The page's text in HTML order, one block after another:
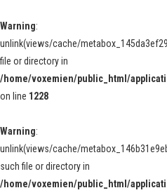
Warning:
unlink(views/cache/
file or directory in
/home/voxemien/public_html/
on line 1228
Warning:
unlink(views/cache/
such file or directory in
/home/voxemien/public_html/